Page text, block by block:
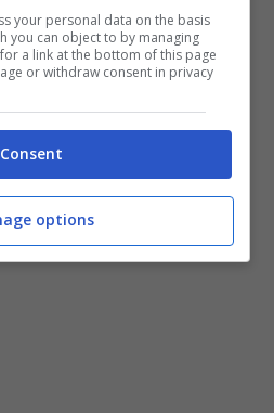
your personal data on the basis
you can object to by managing
a link at the bottom of this page
or withdraw consent in privacy
Consent
options